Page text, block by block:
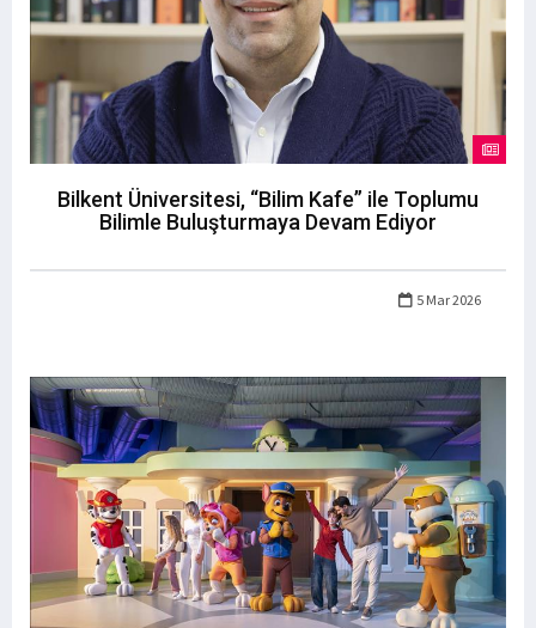
Bilkent Üniversitesi, “Bilim Kafe” ile Toplumu
Bilimle Buluşturmaya Devam Ediyor
5 Mar 2026